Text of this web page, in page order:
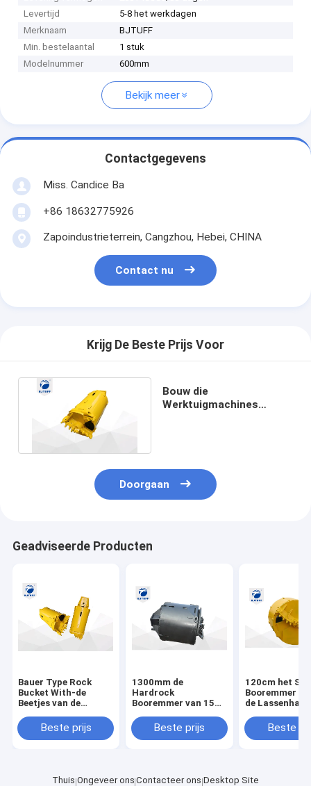
Levertijd
5-8 het werkdagen
Merknaam
BJTUFF
Min. bestelaantal
1 stuk
Modelnummer
600mm
Bekijk meer
Contactgegevens
Miss. Candice Ba
+86 18632775926
Zapoindustrieterrein, Cangzhou, Hebei, CHINA
Contact nu
Krijg De Beste Prijs Voor
Bouw die
Werktuigmachines
Doorgaan
Geadviseerde Producten
Bauer Type Rock
Bucket With-de
Beetjes van de
Beste prijs
1300mm de
Hardrock
Booremmer van 15
Dubbel dat Systeem
opent
Beste prijs
120cm het
Booremmer
de
Beste
Thuis Ongeveer ons Contacteer ons Desktop Site